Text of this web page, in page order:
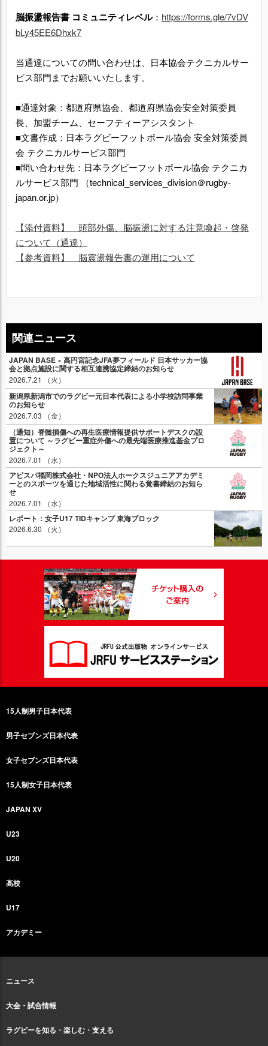
脳振盪報告書 コミュニティレベル： https://forms.gle/7vDV
bLy45EE6Dhxk7
当通達についての問い合わせは、日本協会テクニカルサー
ビス部門までお願いいたします。
■通達対象：都道府県協会、都道府県協会安全対策委員
長、加盟チーム、セーフティーアシスタント
■文書作成：日本ラグビーフットボール協会 安全対策委員
会 テクニカルサービス部門
■問い合わせ先：日本ラグビーフットボール協会 テクニカ
ルサービス部門 （technical_services_division＠rugby-
japan.or.jp）
【添付資料】 頭部外傷、脳振盪に対する注意喚起・啓発
について（通達）
【参考資料】 脳震盪報告書の運用について
関連ニュース
JAPAN BASE × 高円宮記念JFA夢フィールド 日本サッカー協
会と拠点施設に関する相互連携協定締結のお知らせ
2026.7.21 （火）
新潟県新潟市でのラグビー元日本代表による小学校訪問事業
のお知らせ
2026.7.03 （金）
（通知）脊髄損傷への再生医療情報提供サポートデスクの設
置について ～ラグビー重症外傷への最先端医療推進基金プロ
ジェクト～
2026.7.01 （水）
アビスパ福岡株式会社・NPO法人ホークスジュニアアカデミ
ーとのスポーツを通じた地域活性に関わる覚書締結のお知ら
せ
2026.7.01 （水）
レポート：女子U17 TIDキャンプ 東海ブロック
2026.6.30 （火）
15人制男子日本代表
男子セブンズ日本代表
女子セブンズ日本代表
15人制女子日本代表
JAPAN XV
U23
U20
高校
U17
アカデミー
ニュース
大会・試合情報
ラグビーを知る・楽しむ・支える